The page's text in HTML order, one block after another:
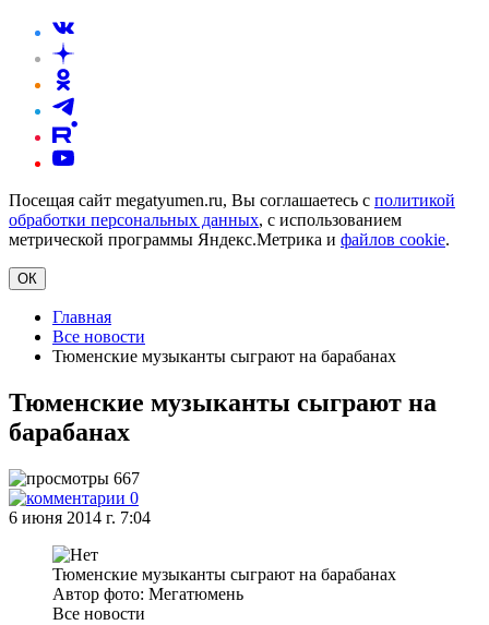
Посещая сайт megatyumen.ru, Вы соглашаетесь с политикой
обработки персональных данных, с использованием
метрической программы Яндекс.Метрика и файлов cookie.
ОК
Главная
Все новости
Тюменские музыканты сыграют на барабанах
Тюменские музыканты сыграют на
барабанах
667
0
6 июня 2014 г. 7:04
Тюменские музыканты сыграют на барабанах
Автор фото: Мегатюмень
Все новости